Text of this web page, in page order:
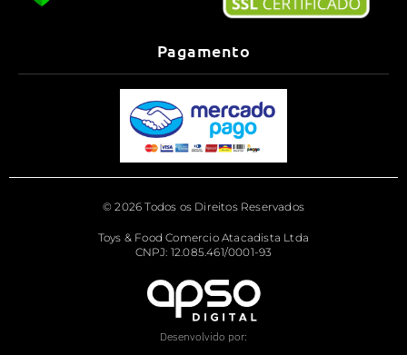
Pagamento
© 2026 Todos os Direitos Reservados
Toys & Food Comercio Atacadista Ltda
CNPJ: 12.085.461/0001-93
Desenvolvido por: